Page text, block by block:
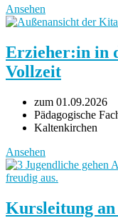
Ansehen
Erzieher:in in
Vollzeit
zum 01.09.2026
Pädagogische
Kaltenkirchen
Ansehen
Kursleitung